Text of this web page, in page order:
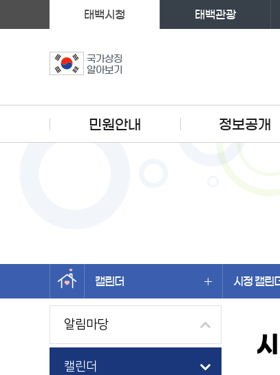
국가상징
알아보기
태백시청 태백관광
민원안내 정보공개
캘린더 시정 캘린
왼쪽메뉴
알림마당
캘린더